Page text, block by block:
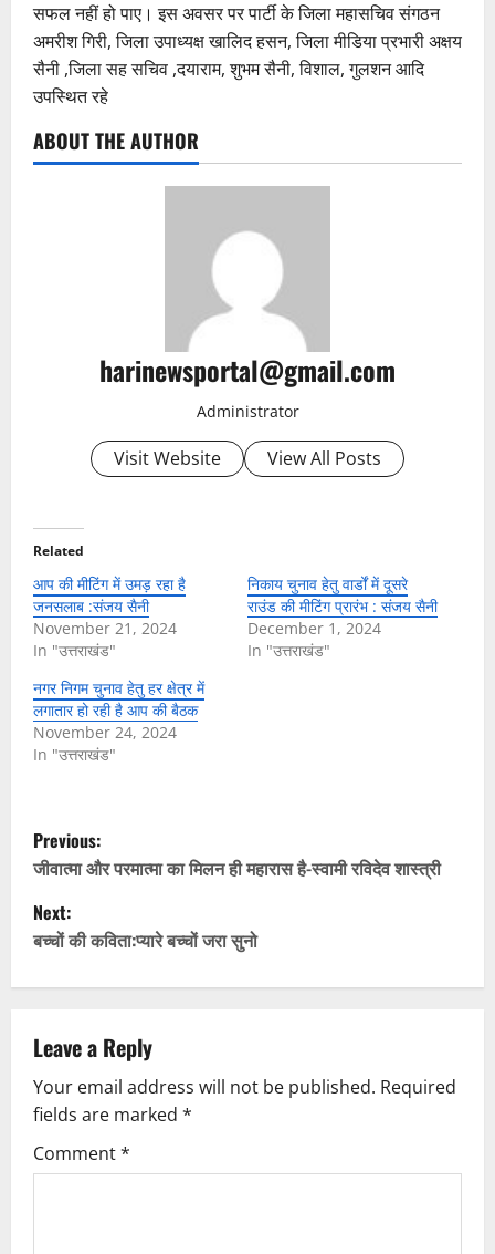
सफल नहीं हो पाए। इस अवसर पर पार्टी के जिला महासचिव संगठन
अमरीश गिरी, जिला उपाध्यक्ष खालिद हसन, जिला मीडिया प्रभारी अक्षय
सैनी ,जिला सह सचिव ,दयाराम, शुभम सैनी, विशाल, गुलशन आदि
उपस्थित रहे
ABOUT THE AUTHOR
harinewsportal@gmail.com
Administrator
Visit Website View All Posts
Related
आप की मीटिंग में उमड़ रहा है
जनसलाब :संजय सैनी
November 21, 2024
In "उत्तराखंड"
निकाय चुनाव हेतु वार्डों में दूसरे
राउंड की मीटिंग प्रारंभ : संजय सैनी
December 1, 2024
In "उत्तराखंड"
नगर निगम चुनाव हेतु हर क्षेत्र में
लगातार हो रही है आप की बैठक
November 24, 2024
In "उत्तराखंड"
P
o
s
a
v
i
Previous:
जीवात्मा और परमात्मा का मिलन ही महारास है-स्वामी रविदेव शास्त्री
Next:
बच्चों की कविता:प्यारे बच्चों जरा सुनो
Leave a Reply
Your email address will not be published. Required
fields are marked *
Comment*